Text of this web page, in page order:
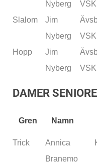
Nyberg VSK
Slalom
Jim
Nyberg
VSK
Hopp
Jim
Nyberg
VSK
DAMER
Gren Namn
Trick
Annica
Branemo